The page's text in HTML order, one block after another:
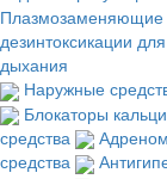
Плазмозаменяющие
дезинтоксикации
дыхания
Наружные
Блокаторы
средства
средства